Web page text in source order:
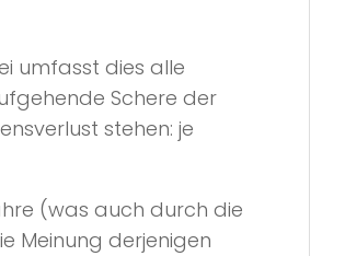
umfasst dies alle
Schere der
stehen: je
(was auch durch die
Meinung derjenigen